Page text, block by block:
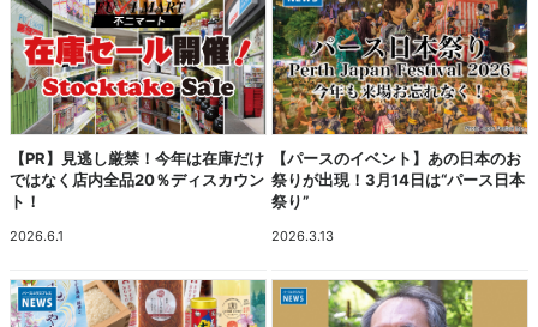
【PR】見逃し厳禁！今年は在庫だけ
ではなく店内全品20％ディスカウン
ト！
2026.6.1
【パースのイベント】あの日本のお
祭りが出現！3月14日は“パース日本
祭り”
2026.3.13